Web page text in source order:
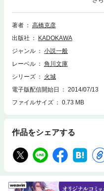
術者からくり儀右衛門を巻き込
の半生！ 江戸から明治、そして
に暗躍し、命を賭した男たちの熱
著者
高橋克彦
出版社
KADOKAWA
ジャンル
小説一般
レーベル
角川文庫
シリーズ
火城
電子版配信開始日
2014/07/13
ファイルサイズ
0.73 MB
作品をシェアする